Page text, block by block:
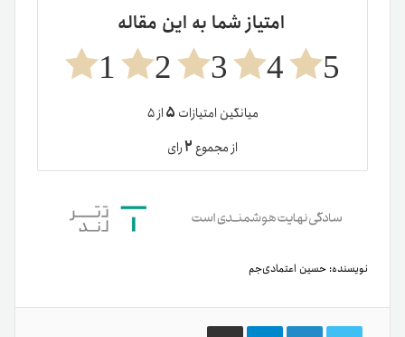
امتیاز شما به این مقاله
5
4
3
2
1
میانگین امتیازات ۵از ۵
از مجموع۲رای
نویسنده: حسین اعتمادی‌جم